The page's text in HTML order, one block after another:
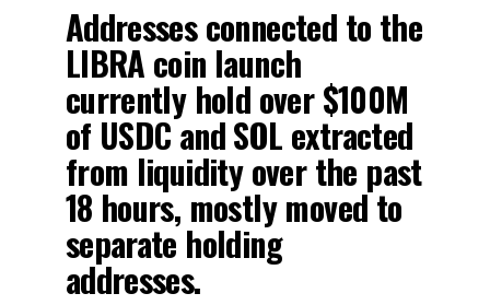
Addresses connected to the
LIBRA coin launch
currently hold over $100M
of USDC and SOL extracted
from liquidity over the past
18 hours, mostly moved to
separate holding
addresses.